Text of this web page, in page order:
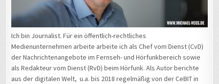
Ich bin Journalist. Für ein öffentlich-rechtliches
Medienunternehmen arbeite arbeite ich als Chef vom Dienst (CvD)
der Nachrichtenangebote im Fernseh- und Hörfunkbereich sowie
als Redakteur vom Dienst (RvD) beim Hörfunk. Als Autor berichte
aus der digitalen Welt, u.a. bis 2018 regelmäßig von der CeBIT in